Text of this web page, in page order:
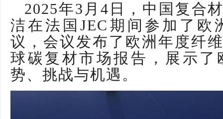
2025年3月4日，中国复合
洁在法国JEC期间参加了欧
议，会议发布了欧洲年度纤
球碳复材市场报告，展示
势、挑战与机遇。